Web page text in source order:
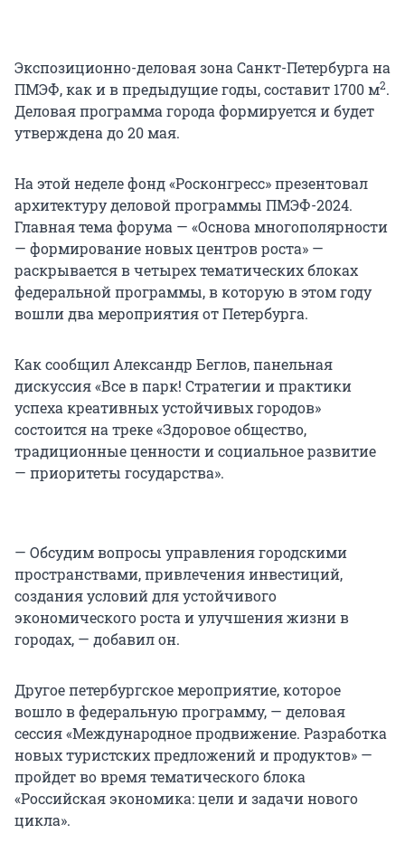
Экспозиционно-деловая зона Санкт-Петербурга на
ПМЭФ, как и в предыдущие годы, составит 1700 м2.
Деловая программа города формируется и будет
утверждена до 20 мая.
На этой неделе фонд «Росконгресс» презентовал
архитектуру деловой программы ПМЭФ-2024.
Главная тема форума — «Основа многополярности
— формирование новых центров роста» —
раскрывается в четырех тематических блоках
федеральной программы, в которую в этом году
вошли два мероприятия от Петербурга.
Как сообщил Александр Беглов, панельная
дискуссия «Все в парк! Стратегии и практики
успеха креативных устойчивых городов»
состоится на треке «Здоровое общество,
традиционные ценности и социальное развитие
— приоритеты государства».
— Обсудим вопросы управления городскими
пространствами, привлечения инвестиций,
создания условий для устойчивого
экономического роста и улучшения жизни в
городах, — добавил он.
Другое петербургское мероприятие, которое
вошло в федеральную программу, — деловая
сессия «Международное продвижение. Разработка
новых туристских предложений и продуктов» —
пройдет во время тематического блока
«Российская экономика: цели и задачи нового
цикла».